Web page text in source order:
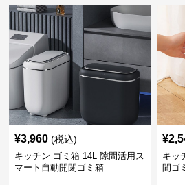
¥3,960 (税込)
キッチン ゴミ箱 14L 隙間活用ス
マート自動開閉ゴミ箱
¥
キッ
間ゴ